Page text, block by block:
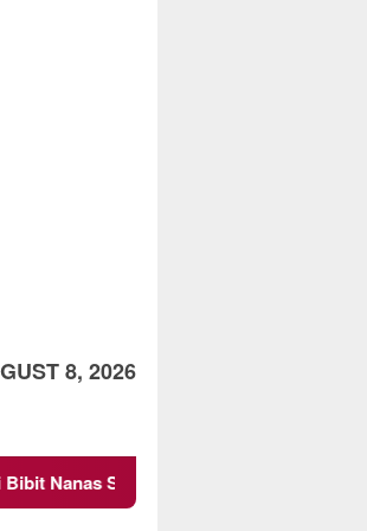
8, 2026
Miliar